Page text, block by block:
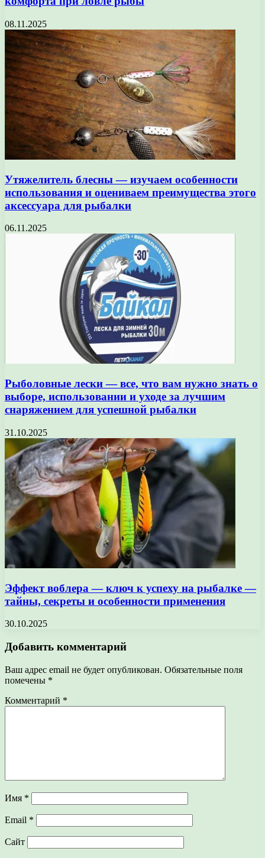
08.11.2025
Утяжелитель блесны — изучаем особенности
использования и оцениваем преимущества этого
аксессуара для рыбалки
06.11.2025
Рыболовные лески — все, что вам нужно знать о
выборе, использовании и уходе за лучшим
снаряжением для успешной рыбалки
31.10.2025
Эффект воблера — ключ к успеху на рыбалке —
тайны, секреты и особенности применения
30.10.2025
Добавить комментарий
Ваш адрес email не будет опубликован. Обязательные поля
помечены *
Комментарий *
Имя *
Email *
Сайт